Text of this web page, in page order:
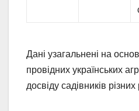
Дані узагальнені на
провідних українських
досвіду садівників різних